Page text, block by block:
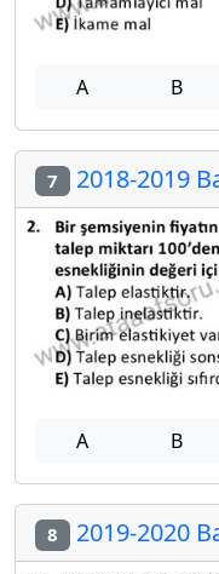
A B
7 2018-2019
A B
8 2019-2020